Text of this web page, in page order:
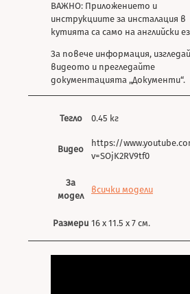
ВАЖНО: Приложението и
инструкциите за инсталация в
кутията са само на английски
За повече информация,
видеото и прегледайте
документацията „Документи“.
Тегло 0.45 кг
Видео
https://
v=SOjK2RV9tf0
За
модел
всички модели
Размери 16 х 11.5 х 7 см.